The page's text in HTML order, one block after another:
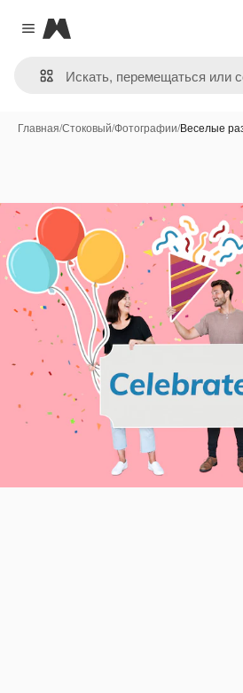
Close menu
Magnific
Главная/Стоковый/Фотографии/Веселые